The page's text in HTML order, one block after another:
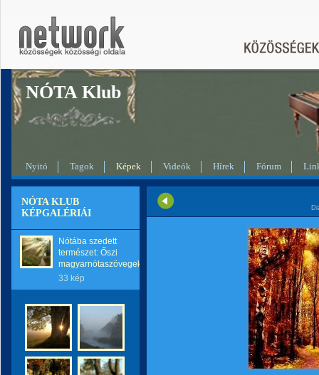
NÓTA Klub
Nyitó Tagok Képek Videók Hírek Fórum
NÓTA KLUB
KÉPGALÉRIÁI
Nótába szedett
természet: Őszi
magyarnótaszövegek
33 kép